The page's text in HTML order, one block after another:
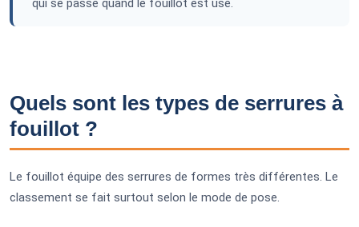
qui se passe quand le fouillot est usé.
Quels sont les types de serrures à
fouillot ?
Le fouillot équipe des serrures de formes très différentes. Le
classement se fait surtout selon le mode de pose.